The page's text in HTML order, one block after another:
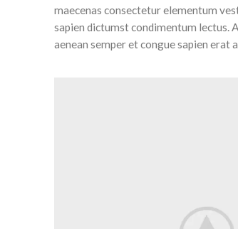
maecenas consectetur elementum
sapien dictumst condimentum lectus.
aenean semper et congue sapien erat